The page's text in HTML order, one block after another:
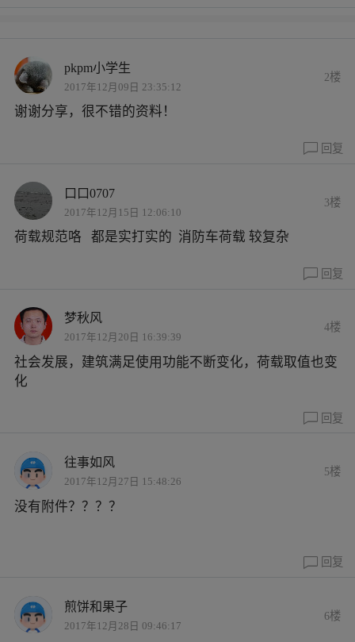
pkpm小学生
2017年12月09日 23:35:12
2楼
谢谢分享，很不错的资料！
回复
口口0707
2017年12月15日 12:06:10
3楼
荷载规范咯 都是实打实的 消防车荷载 较复杂
回复
梦秋风
2017年12月20日 16:39:39
4楼
社会发展，建筑满足使用功能不断变化，荷载取值也变
化
回复
往事如风
2017年12月27日 15:48:26
5楼
没有附件？？？？
回复
煎饼和果子
2017年12月28日 09:46:17
6楼